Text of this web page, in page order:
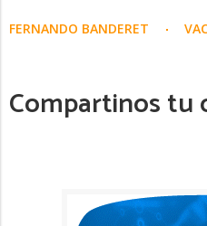
FERNANDO BANDERET
Compartinos tu